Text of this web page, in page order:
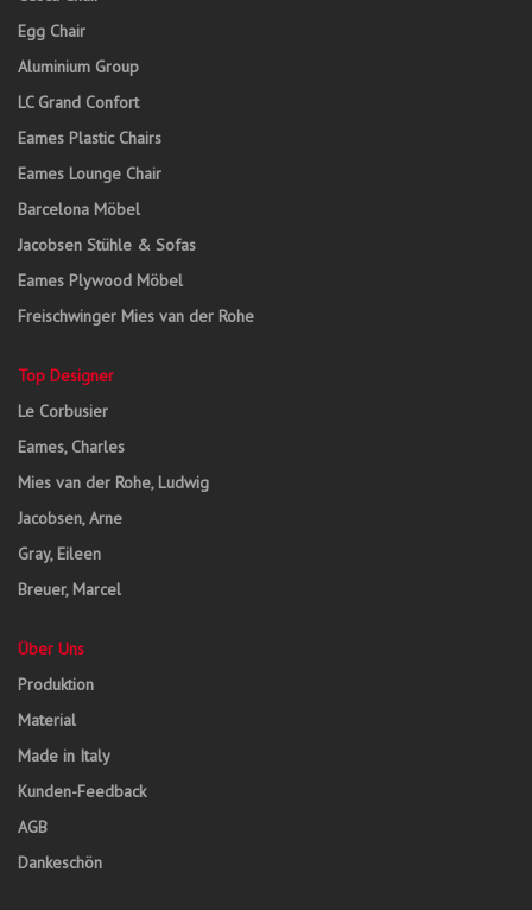
Egg Chair
Aluminium Group
LC Grand Confort
Eames Plastic Chairs
Eames Lounge Chair
Barcelona Möbel
Jacobsen Stühle & Sofas
Eames Plywood Möbel
Freischwinger Mies van der Rohe
Top Designer
Le Corbusier
Eames, Charles
Mies van der Rohe, Ludwig
Jacobsen, Arne
Gray, Eileen
Breuer, Marcel
Über Uns
Produktion
Material
Made in Italy
Kunden-Feedback
AGB
Dankeschön